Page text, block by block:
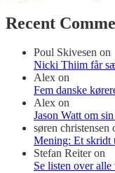
Recent
Poul Skivesen on
Nicki Thiim får
Alex on
Fem danske
Alex on
Jason Watt om
søren christensen
Mening: Et skridt
Stefan Reiteron
Se listen over